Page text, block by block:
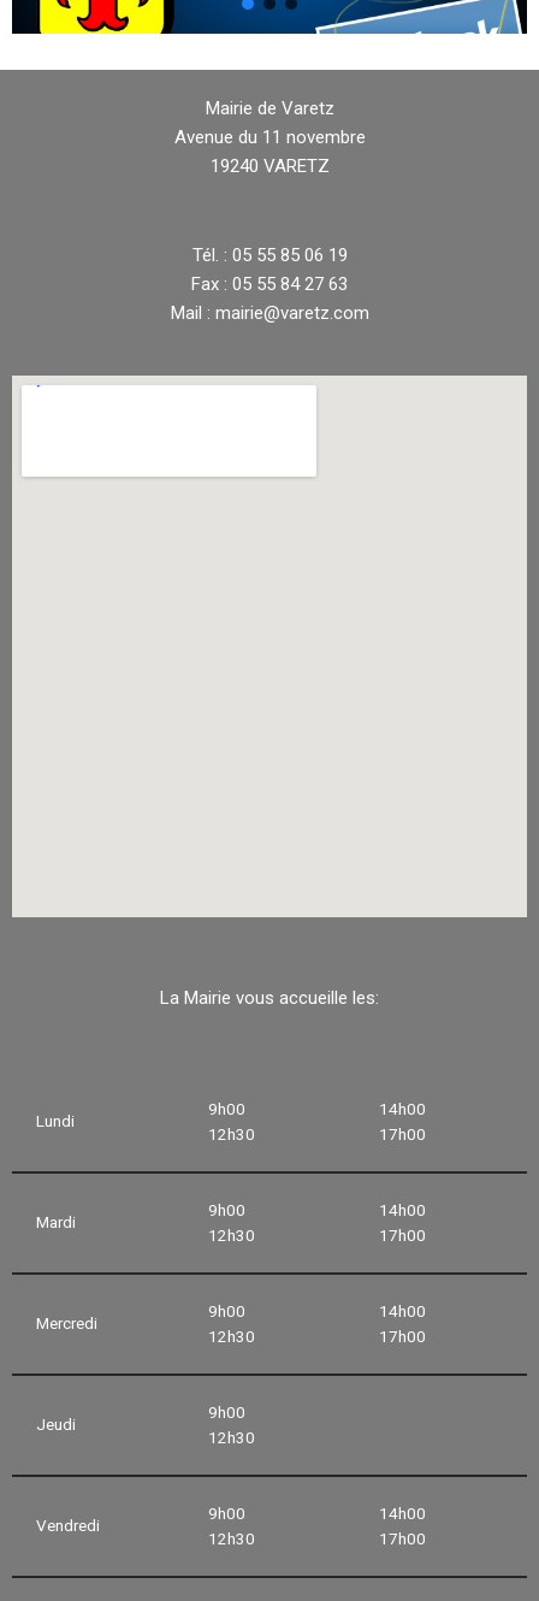
Mairie de Varetz
Avenue du 11 novembre
19240 VARETZ
Tél. : 05 55 85 06 19
Fax : 05 55 84 27 63
Mail : mairie@varetz.com
La Mairie vous accueille les:
Lundi
9h00
12h30
14h00
17h00
Mardi
9h00
12h30
14h00
17h00
Mercredi
9h00
12h30
14h00
17h00
Jeudi
9h00
12h30
Vendredi
9h00
12h30
14h00
17h00